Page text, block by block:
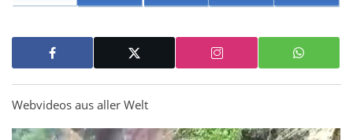
Webvideos aus aller Welt